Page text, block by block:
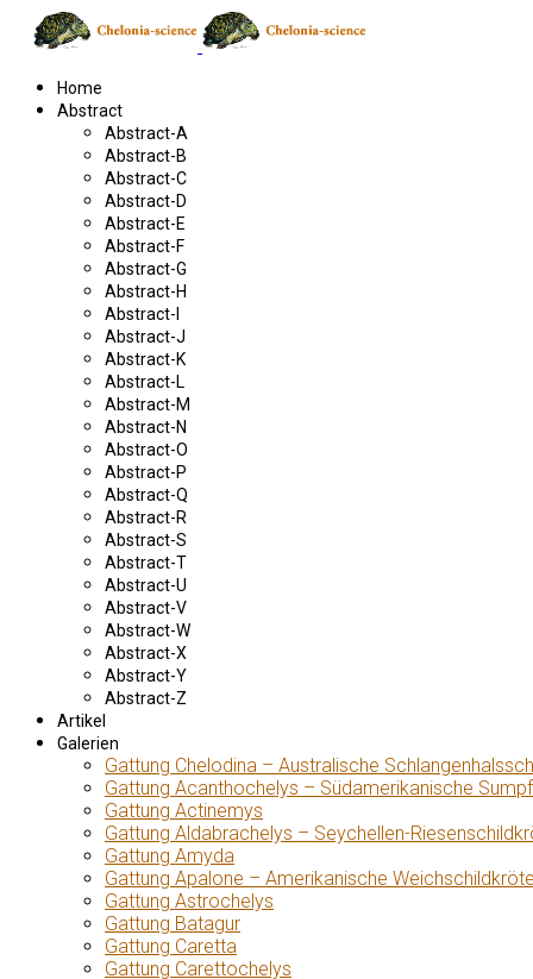
Home
Abstract
Abstract-A
Abstract-B
Abstract-C
Abstract-D
Abstract-E
Abstract-F
Abstract-G
Abstract-H
Abstract-I
Abstract-J
Abstract-K
Abstract-L
Abstract-M
Abstract-N
Abstract-O
Abstract-P
Abstract-Q
Abstract-R
Abstract-S
Abstract-T
Abstract-U
Abstract-V
Abstract-W
Abstract-X
Abstract-Y
Abstract-Z
Artikel
Galerien
Gattung Chelodina – Australische
Gattung Acanthochelys – Südamerikanische
Gattung Actinemys
Gattung Aldabrachelys – Seychellen-
Gattung Amyda
Gattung Apalone – Amerikanische
Gattung Astrochelys
Gattung Batagur
Gattung Caretta
Gattung Carettochelys